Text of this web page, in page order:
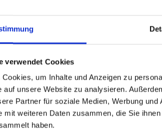
verwendet Cookies
um Inhalte und Anzeigen zu
auf unsere Website zu analysieren.
Partner für soziale Medien, Werbung
mit weiteren Daten zusammen, die Sie
haben.
Auf Lager. Sofort lieferbar.